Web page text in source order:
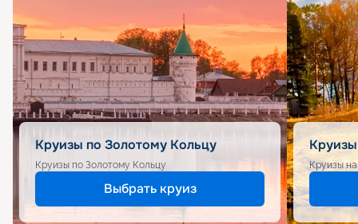
Круизы по Золотому Кольцу
Круизы по Золотому Кольцу
Выбрать круиз
Круизы